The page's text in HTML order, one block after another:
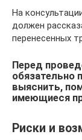
На
должен
перенесенных
Перед
обязательно
выяснить,
имеющиеся
Риски и